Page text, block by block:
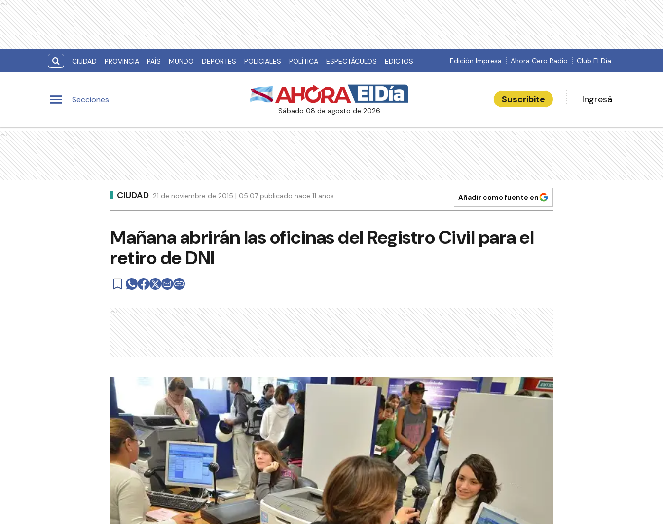
Ads
CIUDAD PROVINCIA PAÍS MUNDO DEPORTES POLICIALES POLÍTICA ESPECTÁCULOS EDICTOS Edición Impresa Ahora Cero Radio Club El Día
Secciones
sábado 08 de agosto de 2026
Suscribite Ingresá
Ads
CIUDAD 21 de noviembre de 2015 | 05:07 publicado hace 11 años Añadir como fuente en
Mañana abrirán las oficinas del Registro Civil para el
retiro de DNI
Ads